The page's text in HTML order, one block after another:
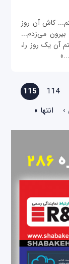
کاش آن روز
می‌زدم...
آن یک روز را،
114
115
انتها »